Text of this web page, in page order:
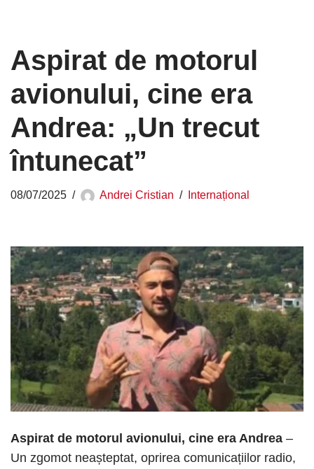
Aspirat de motorul
avionului, cine era
Andrea: „Un trecut
întunecat”
08/07/2025 Andrei Cristian Internațional
Aspirat de motorul avionului, cine era Andrea –
Un zgomot neașteptat, oprirea comunicațiilor radio,